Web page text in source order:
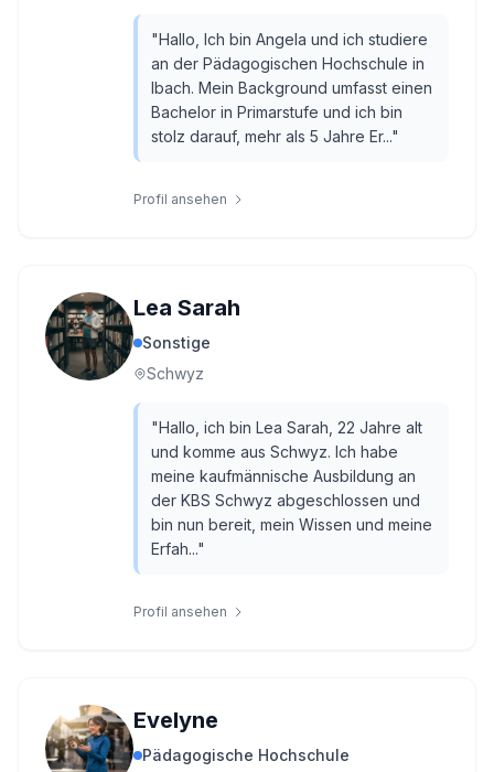
"Hallo, Ich bin Angela und ich studiere
an der Pädagogischen Hochschule in
Ibach. Mein Background umfasst einen
Bachelor in Primarstufe und ich bin
stolz darauf, mehr als 5 Jahre Er..."
Profil ansehen
Lea Sarah
Sonstige
Schwyz
"Hallo, ich bin Lea Sarah, 22 Jahre alt
und komme aus Schwyz. Ich habe
meine kaufmännische Ausbildung an
der KBS Schwyz abgeschlossen und
bin nun bereit, mein Wissen und meine
Erfah..."
Profil ansehen
Evelyne
Pädagogische Hochschule